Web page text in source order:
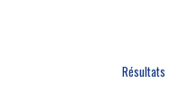
Résultats